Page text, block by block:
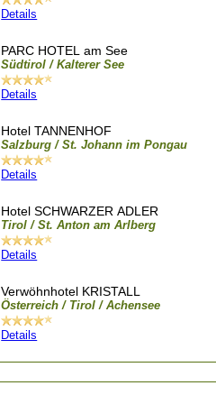
Details
PARC HOTEL am See
Südtirol / Kalterer See
Details
Hotel TANNENHOF
Salzburg / St. Johann im Pongau
Details
Hotel SCHWARZER ADLER
Tirol / St. Anton am Arlberg
Details
Verwöhnhotel KRISTALL
Österreich / Tirol / Achensee
Details